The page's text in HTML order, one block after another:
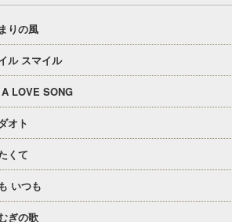
りの風
ル スマイル
LOVE SONG
オト
くて
いつも
ぎの歌